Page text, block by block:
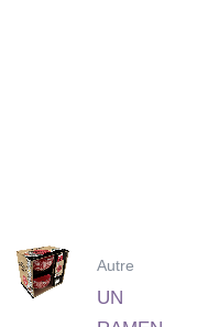
Autre
UN